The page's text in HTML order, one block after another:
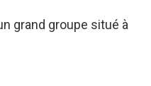
grand groupe situé à